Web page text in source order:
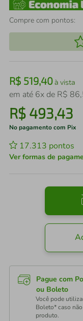
Compre com pontos:
R$ 519,40à vista
em até 6x de R$ 86,
R$ 493,43
No pagamento com Pix
17.313 pontos
Ver formas de
Pague com
ou Boleto
Você pode
Boleto* caso
produto.